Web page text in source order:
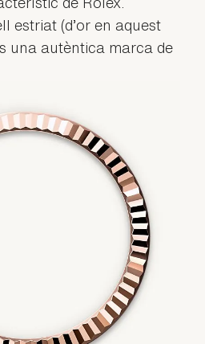
estriat (d’or en aquest
una autèntica marca de